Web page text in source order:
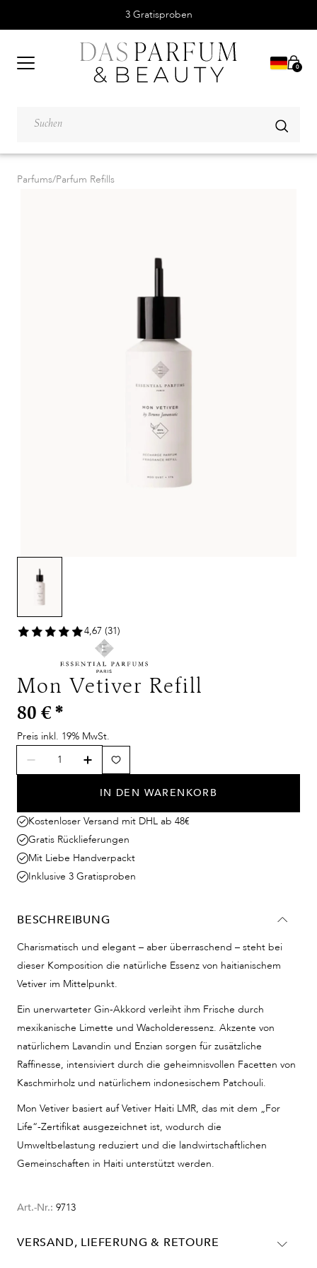
3 Gratisproben
0
Parfums/Parfum Refills
4,67 (31)
Mon Vetiver Refill
80 € *
Preis inkl. 19% MwSt.
IN DEN WARENKORB
Kostenloser Versand mit DHL ab 48€
Gratis Rücklieferungen
Mit Liebe Handverpackt
Inklusive 3 Gratisproben
BESCHREIBUNG
Charismatisch und elegant – aber überraschend – steht bei
dieser Komposition die natürliche Essenz von haitianischem
Vetiver im Mittelpunkt.
Ein unerwarteter Gin-Akkord verleiht ihm Frische durch
mexikanische Limette und Wacholderessenz. Akzente von
natürlichem Lavandin und Enzian sorgen für zusätzliche
Raffinesse, intensiviert durch die geheimnisvollen Facetten von
Kaschmirholz und natürlichem indonesischem Patchouli.
Mon Vetiver basiert auf Vetiver Haiti LMR, das mit dem „For
Life“-Zertifikat ausgezeichnet ist, wodurch die
Umweltbelastung reduziert und die landwirtschaftlichen
Gemeinschaften in Haiti unterstützt werden.
Art.-Nr.: 9713
VERSAND, LIEFERUNG & RETOURE